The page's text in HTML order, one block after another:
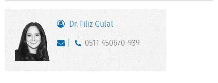
Dr. Filiz Gülal
0511 450670-939